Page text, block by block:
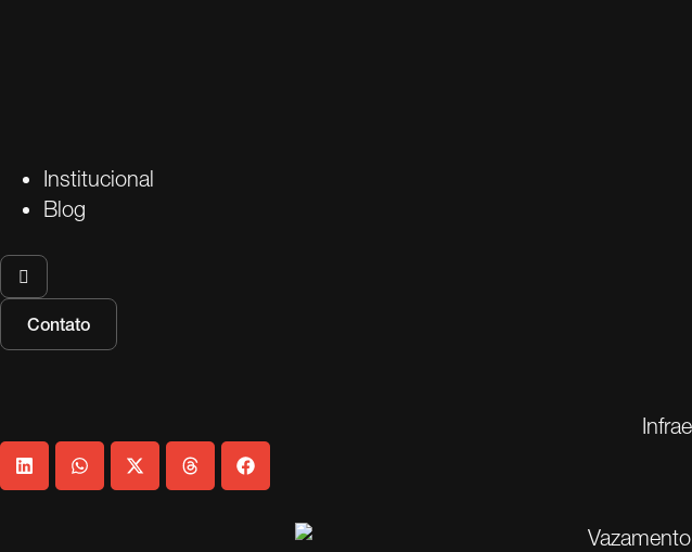
Institucional
Blog
Contato